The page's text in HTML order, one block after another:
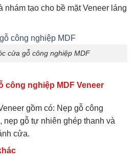
nhám tạo cho bề mặt Veneer láng
cửa gỗ công nghiệp MDF
công nghiệp MDF Veneer
gồm có: Nẹp gỗ công
nẹp gỗ tự nhiên ghép thanh và
cửa.